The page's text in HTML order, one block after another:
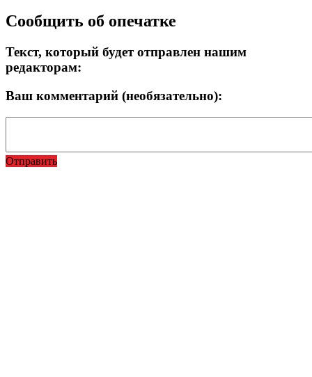
Сообщить об опечатке
Текст, который будет отправлен нашим
редакторам:
Ваш комментарий (необязательно):
Отправить